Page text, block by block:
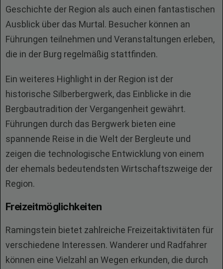
Geschichte der Region als auch einen fantastischen
Ausblick über das Murtal. Besucher können an
Führungen teilnehmen und Veranstaltungen erleben,
die in der Burg regelmäßig stattfinden.
Ein weiteres Highlight in der Region ist der
historische Silberbergwerk, das Einblicke in die
Bergbautradition der Vergangenheit gewährt.
Führungen durch das Bergwerk bieten eine
spannende Reise in die Welt der Bergleute und
zeigen die technologische Entwicklung von einem
der ehemals bedeutendsten Wirtschaftszweige der
Region.
Freizeitmöglichkeiten
Ramingstein bietet zahlreiche Freizeitaktivitäten für
verschiedene Interessen. Wanderer und Radfahrer
können eine Vielzahl an Wegen erkunden, die durch